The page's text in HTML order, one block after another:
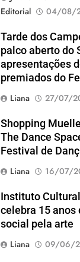
Editorial
04/08/
Tarde dos
palco aberto do
apresentações
premiados do
Liana
27/07/
Shopping
The Dance
Festival de
Liana
16/07/
Instituto
celebra 15
social pela arte
Liana
09/06/